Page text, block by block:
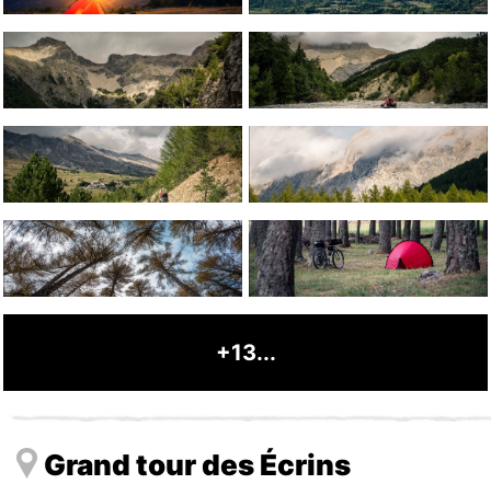
+13...
Grand tour des Écrins